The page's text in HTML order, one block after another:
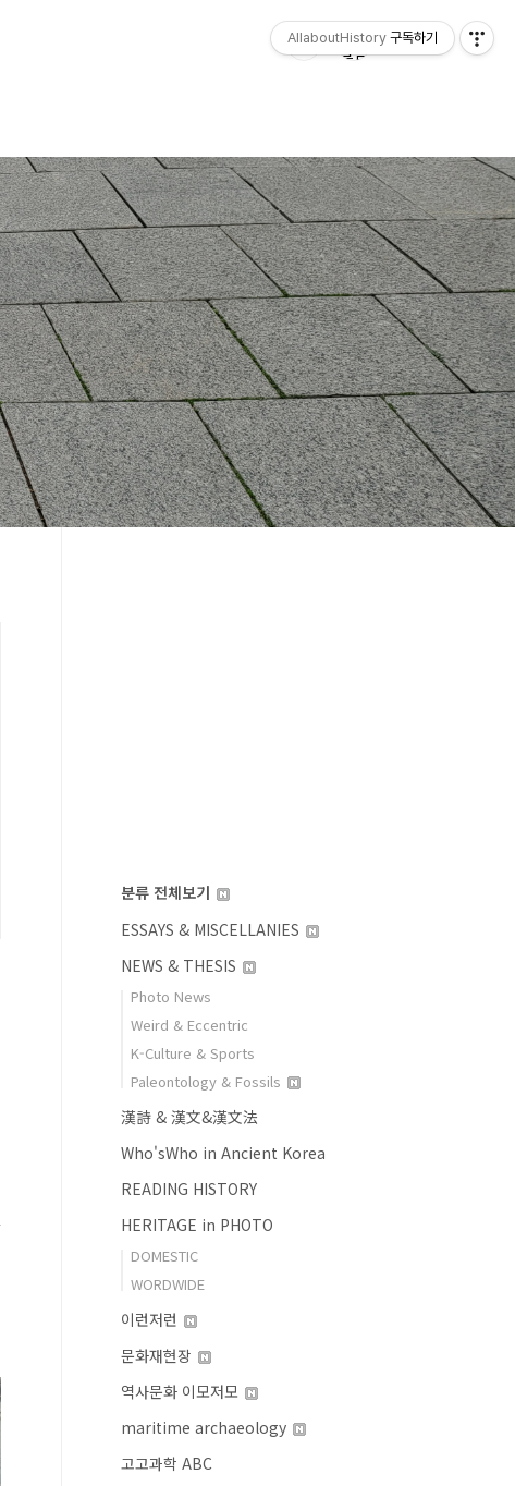
분류 전체보기
ESSAYS & MISCELLANIES
NEWS & THESIS
Photo News
Weird & Eccentric
K-Culture & Sports
Paleontology & Fossils
漢詩 & 漢文&漢文法
Who'sWho in Ancient Korea
READING HISTORY
HERITAGE in PHOTO
DOMESTIC
WORDWIDE
이런저런
문화재현장
역사문화 이모저모
maritime archaeology
고고과학 ABC
AllaboutHistory 구독하기